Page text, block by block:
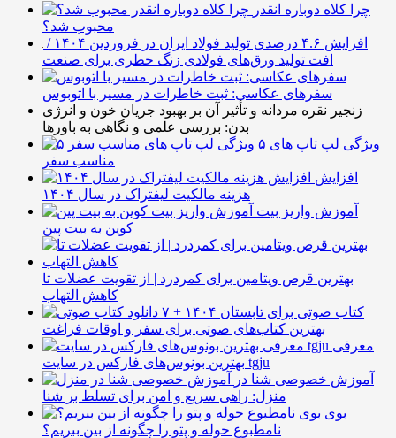
چرا کلاه دوباره انقدر
محبوب شد؟
افزایش ۴.۶ درصدی تولید فولاد ایران در فروردین ۱۴۰۴ /
افت تولید ورق‌های فولادی زنگ خطری برای صنعت
سفرهای عکاسی: ثبت خاطرات در مسیر با اتوبوس
زنجیر نقره مردانه و تأثیر آن بر بهبود جریان خون و انرژی
بدن: بررسی علمی و نگاهی به باورها
۵ ویژگی لپ تاپ های
مناسب سفر
افزایش
هزینه مالکیت لیفتراک در سال ۱۴۰۴
آموزش واریز بیت
کوین به بیت پین
بهترین قرص ویتامین برای کمردرد | از تقویت عضلات تا
کاهش التهاب
۷ کتاب صوتی برای تابستان ۱۴۰۴ +
بهترین کتاب‌های صوتی برای سفر و اوقات فراغت
معرفی
بهترین بونوس‌های فارکس در سایت tgju
آموزش خصوصی شنا در
منزل: راهی سریع و امن برای تسلط بر شنا
بوی
نامطبوع حوله و پتو را چگونه از بین ببریم؟